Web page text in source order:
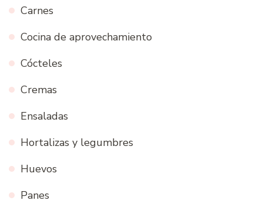
Carnes
Cocina de aprovechamiento
Cócteles
Cremas
Ensaladas
Hortalizas y legumbres
Huevos
Panes